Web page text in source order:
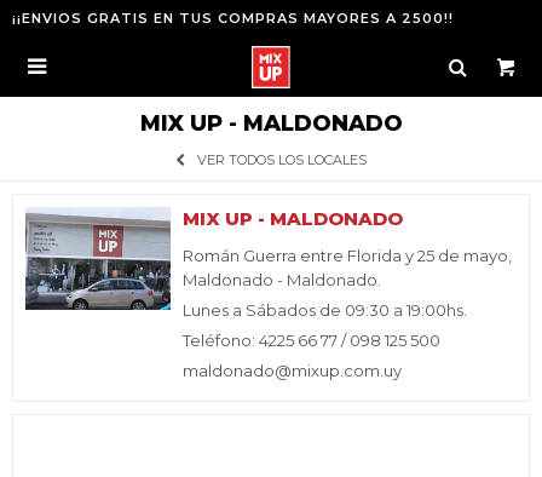
¡¡ENVIOS GRATIS EN TUS COMPRAS MAYORES A 2500!!

MIX UP - MALDONADO
VER TODOS LOS LOCALES
MIX UP - MALDONADO
Román Guerra entre Florida y 25 de mayo,
Maldonado - Maldonado.
Lunes a Sábados de 09:30 a 19:00hs.
Teléfono: 4225 66 77 / 098 125 500
maldonado@mixup.com.uy